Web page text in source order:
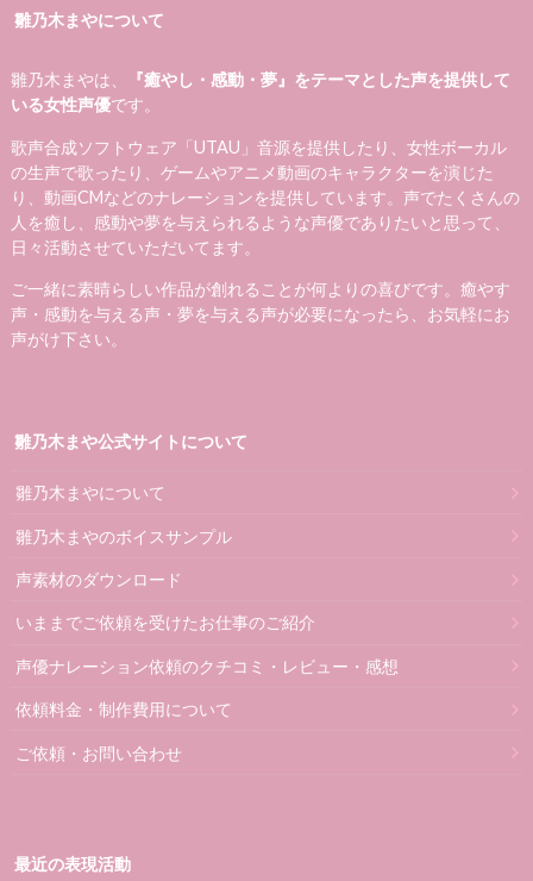
雛乃木まやについて
雛乃木まやは、
『癒やし・感動・夢』をテーマとした声を提供して
いる女性声優です。
歌声合成ソフトウェア「UTAU」音源を提供したり、女性ボーカル
の生声で歌ったり、ゲームやアニメ動画のキャラクターを演じた
り、動画CMなどのナレーションを提供しています。声でたくさんの
人を癒し、感動や夢を与えられるような声優でありたいと思って、
日々活動させていただいてます。
ご一緒に素晴らしい作品が創れることが何よりの喜びです。癒やす
声・感動を与える声・夢を与える声が必要になったら、お気軽にお
声がけ下さい。
雛乃木まや公式サイトについて
雛乃木まやについて
雛乃木まやのボイスサンプル
声素材のダウンロード
いままでご依頼を受けたお仕事のご紹介
声優ナレーション依頼のクチコミ・レビュー・感想
依頼料金・制作費用について
ご依頼・お問い合わせ
最近の表現活動